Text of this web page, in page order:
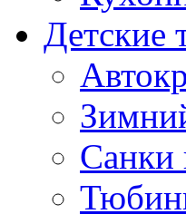
Детские
Санки